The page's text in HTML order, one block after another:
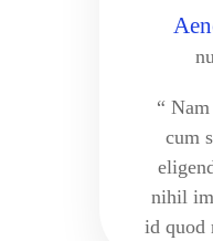
“
cum
nihil
id quod